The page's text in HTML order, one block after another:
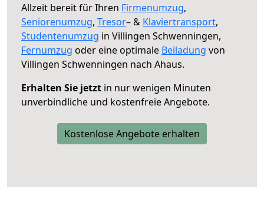
Allzeit bereit für Ihren Firmenumzug,
Seniorenumzug, Tresor– & Klaviertransport,
Studentenumzug in Villingen Schwenningen,
Fernumzug oder eine optimale Beiladung von
Villingen Schwenningen nach Ahaus.
Erhalten Sie jetzt in nur wenigen Minuten
unverbindliche und kostenfreie Angebote.
Kostenlose Angebote erhalten